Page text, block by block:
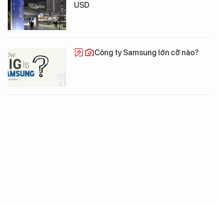
USD
Công ty Samsung lớn cỡ nào?